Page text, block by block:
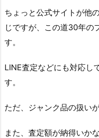
ちょっと公式サイトが他
じですが、この道30年の
す。
LINE査定などにも対応し
す。
ただ、ジャンク品の扱い
また、査定額が納得いか